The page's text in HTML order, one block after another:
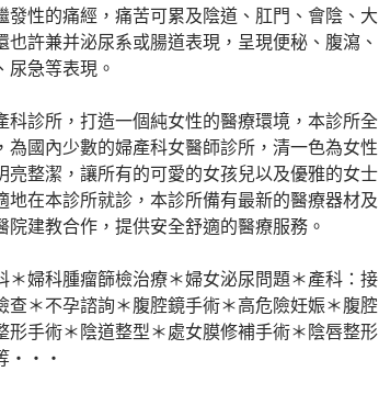
發性的痛經，痛苦可累及陰道、肛門、會陰、大
也許兼并泌尿系或腸道表現，呈現便秘、腹瀉、
尿急等表現。
科診所，打造一個純女性的醫療環境，本診所全
為國內少數的婦產科女醫師診所，清一色為女性
亮整潔，讓所有的可愛的女孩兒以及優雅的女士
地在本診所就診，本診所備有最新的醫療器材及
院建教合作，提供安全舒適的醫療服務。
＊婦科腫瘤篩檢治療＊婦女泌尿問題＊產科：接
查＊不孕諮詢＊腹腔鏡手術＊高危險妊娠＊腹腔
形手術＊陰道整型＊處女膜修補手術＊陰唇整形
‧‧‧